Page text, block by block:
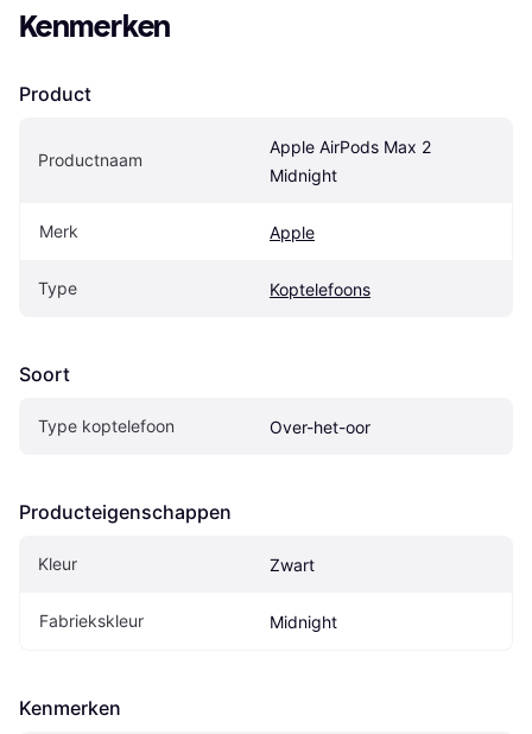
Kenmerken
Product
Productnaam
Apple AirPods Max 2
Midnight
Merk Apple
Type Koptelefoons
Soort
Type koptelefoon Over-het-oor
Producteigenschappen
Kleur Zwart
Fabriekskleur Midnight
Kenmerken